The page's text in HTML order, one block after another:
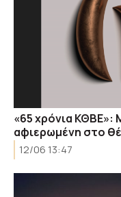
«65 χρόνια ΚΘΒΕ»:
αφιερωμένη στο
12/06 13:47